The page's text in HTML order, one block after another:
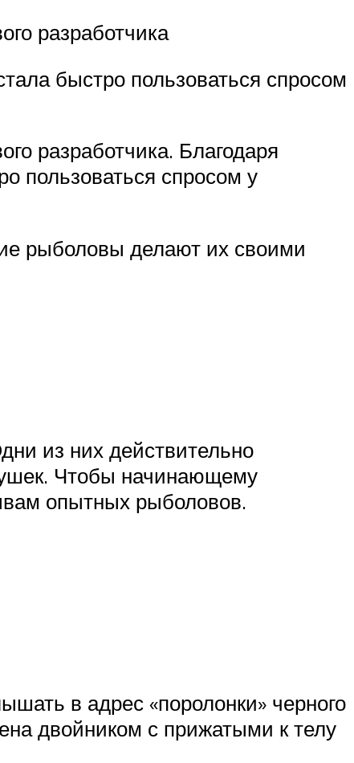
разработчика
быстро пользоваться спросом
разработчика. Благодаря
пользоваться спросом у
рыболовы делают их своими
из них действительно
Чтобы начинающему
опытных рыболовов.
в адрес «поролонки» черного
двойником с прижатыми к телу